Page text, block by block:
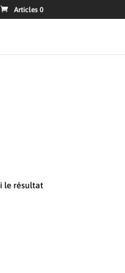
Articles 0
le résultat